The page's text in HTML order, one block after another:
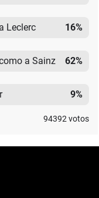
Leclerc 16%
a Sainz 62%
9%
94392 votos